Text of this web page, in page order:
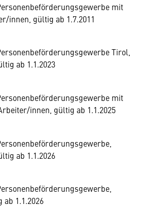
mit
innen, gültig ab 1.7.2011
Tirol,
ab 1.1.2023
mit
innen, gültig ab 1.1.2025
ab 1.1.2026
1.1.2026